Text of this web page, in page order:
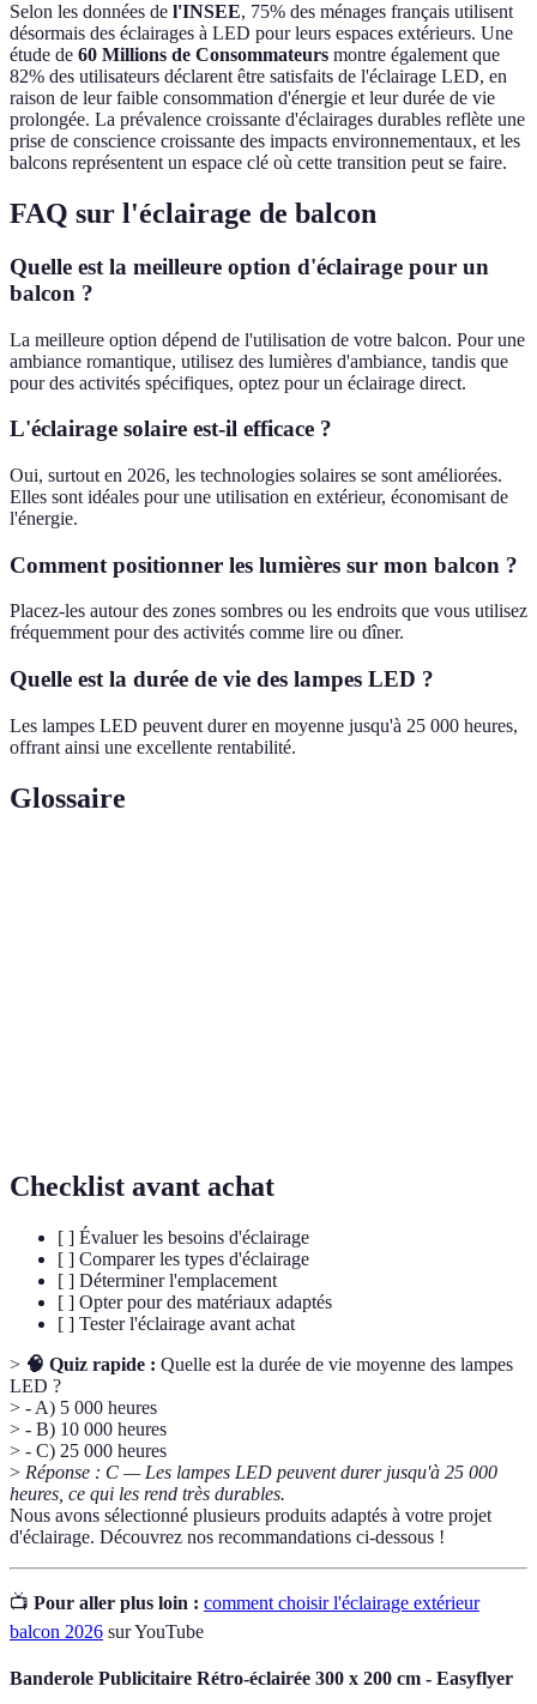
Selon les données de l'INSEE, 75% des ménages français utilisent
désormais des éclairages à LED pour leurs espaces extérieurs. Une
étude de 60 Millions de Consommateurs montre également que
82% des utilisateurs déclarent être satisfaits de l'éclairage LED, en
raison de leur faible consommation d'énergie et leur durée de vie
prolongée. La prévalence croissante d'éclairages durables reflète une
prise de conscience croissante des impacts environnementaux, et les
balcons représentent un espace clé où cette transition peut se faire.
FAQ sur l'éclairage de balcon
Quelle est la meilleure option d'éclairage pour un
balcon ?
La meilleure option dépend de l'utilisation de votre balcon. Pour une
ambiance romantique, utilisez des lumières d'ambiance, tandis que
pour des activités spécifiques, optez pour un éclairage direct.
L'éclairage solaire est-il efficace ?
Oui, surtout en 2026, les technologies solaires se sont améliorées.
Elles sont idéales pour une utilisation en extérieur, économisant de
l'énergie.
Comment positionner les lumières sur mon balcon ?
Placez-les autour des zones sombres ou les endroits que vous utilisez
fréquemment pour des activités comme lire ou dîner.
Quelle est la durée de vie des lampes LED ?
Les lampes LED peuvent durer en moyenne jusqu'à 25 000 heures,
offrant ainsi une excellente rentabilité.
Glossaire
Checklist avant achat
[ ] Évaluer les besoins d'éclairage
[ ] Comparer les types d'éclairage
[ ] Déterminer l'emplacement
[ ] Opter pour des matériaux adaptés
[ ] Tester l'éclairage avant achat
> 🧠 Quiz rapide : Quelle est la durée de vie moyenne des lampes
LED ?
> - A) 5 000 heures
> - B) 10 000 heures
> - C) 25 000 heures
> Réponse : C — Les lampes LED peuvent durer jusqu'à 25 000
heures, ce qui les rend très durables.
Nous avons sélectionné plusieurs produits adaptés à votre projet
d'éclairage. Découvrez nos recommandations ci-dessous !
📺 Pour aller plus loin : comment choisir l'éclairage extérieur
balcon 2026 sur YouTube
Banderole Publicitaire Rétro-éclairée 300 x 200 cm - Easyflyer